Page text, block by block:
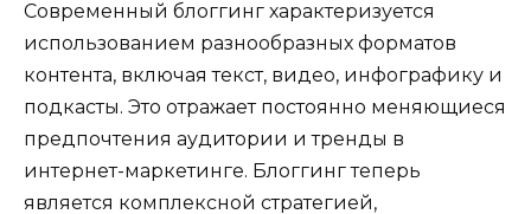
Современный блоггинг характеризуется
использованием разнообразных форматов
контента, включая текст, видео, инфографику и
подкасты. Это отражает постоянно меняющиеся
предпочтения аудитории и тренды в
интернет-маркетинге. Блоггинг теперь
является комплексной стратегией,